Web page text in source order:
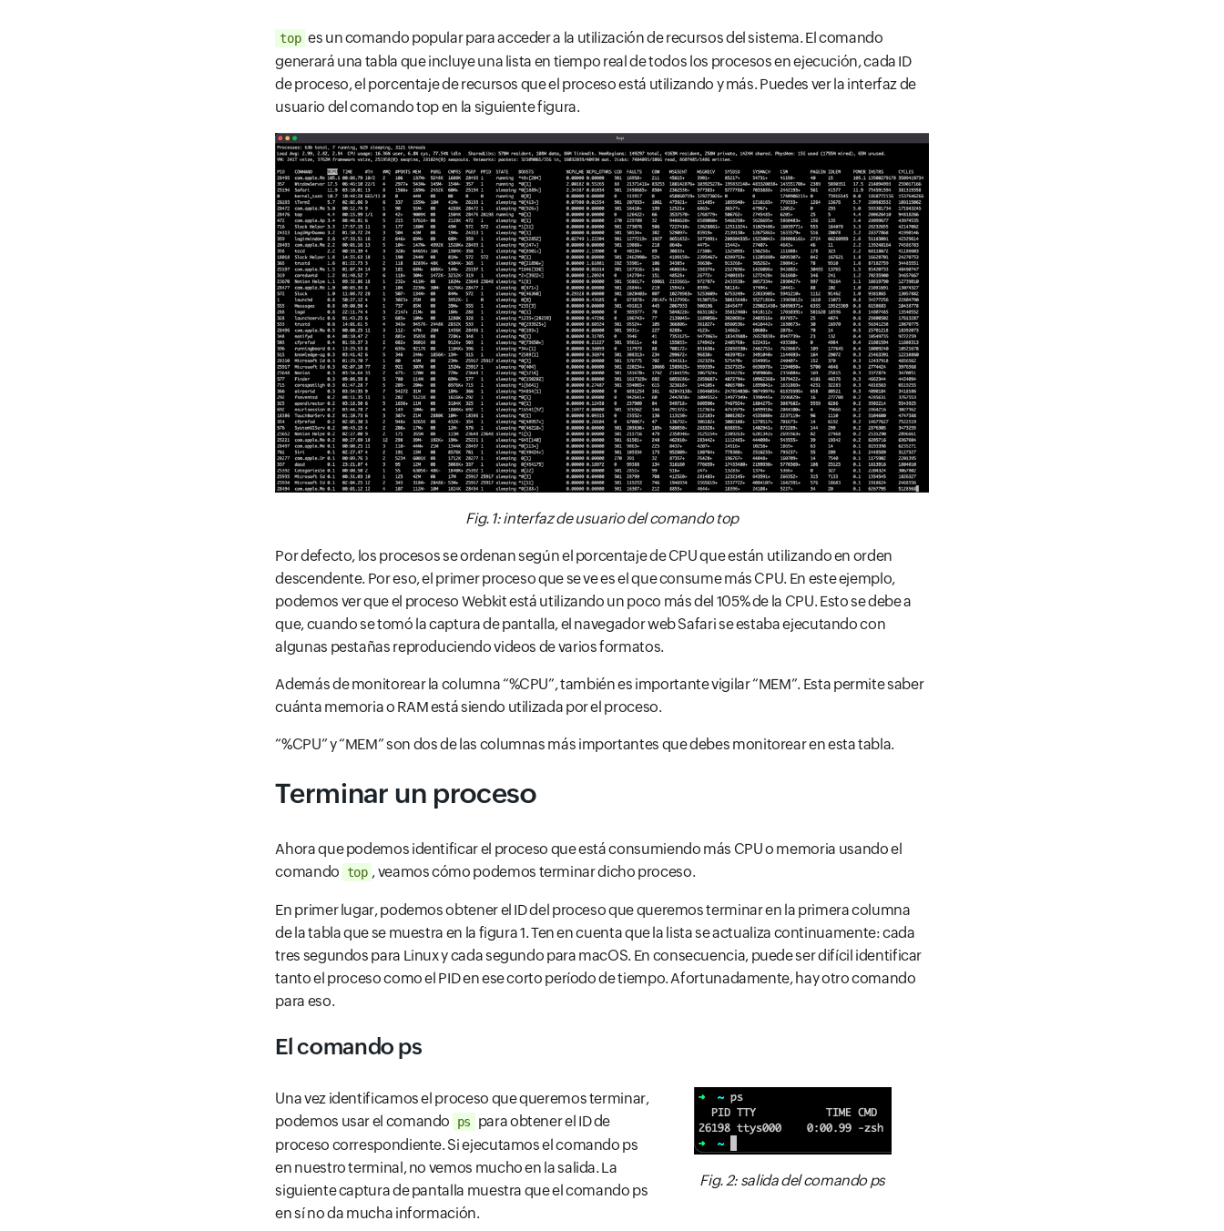
top es un comando popular para acceder a la utilización de recursos del sistema. El comando
generará una tabla que incluye una lista en tiempo real de todos los procesos en ejecución, cada ID
de proceso, el porcentaje de recursos que el proceso está utilizando y más. Puedes ver la interfaz de
usuario del comando top en la siguiente figura.
Fig. 1: interfaz de usuario del comando top
Por defecto, los procesos se ordenan según el porcentaje de CPU que están utilizando en orden
descendente. Por eso, el primer proceso que se ve es el que consume más CPU. En este ejemplo,
podemos ver que el proceso Webkit está utilizando un poco más del 105% de la CPU. Esto se debe a
que, cuando se tomó la captura de pantalla, el navegador web Safari se estaba ejecutando con
algunas pestañas reproduciendo videos de varios formatos.
Además de monitorear la columna “%CPU”, también es importante vigilar “MEM”. Esta permite saber
cuánta memoria o RAM está siendo utilizada por el proceso.
“%CPU” y “MEM” son dos de las columnas más importantes que debes monitorear en esta tabla.
Terminar un proceso
Ahora que podemos identificar el proceso que está consumiendo más CPU o memoria usando el
comando
top , veamos cómo podemos terminar dicho proceso.
En primer lugar, podemos obtener el ID del proceso que queremos terminar en la primera columna
de la tabla que se muestra en la figura 1. Ten en cuenta que la lista se actualiza continuamente: cada
tres segundos para Linux y cada segundo para macOS. En consecuencia, puede ser difícil identificar
tanto el proceso como el PID en ese corto período de tiempo. Afortunadamente, hay otro comando
para eso.
El comando ps
Una vez identificamos el proceso que queremos terminar,
podemos usar el comando
ps
para obtener el ID de
proceso correspondiente. Si ejecutamos el comando ps
en nuestro terminal, no vemos mucho en la salida. La
siguiente captura de pantalla muestra que el comando ps
en sí no da mucha información.
Fig. 2: salida del comando ps